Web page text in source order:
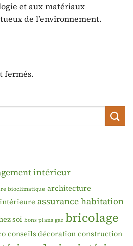
et aux matériaux
de l’environnement.
fermés.
intérieur
bioclimatique architecture
assurance habitation
soi bons plans gaz bricolage
conseils décoration construction